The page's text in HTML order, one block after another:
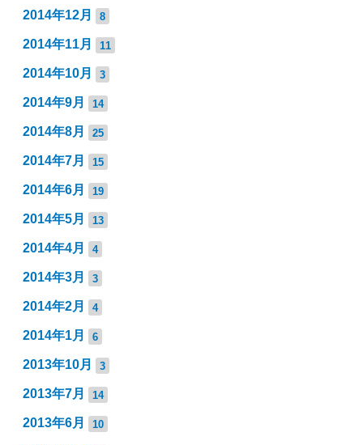
2014年12月 8
2014年11月 11
2014年10月 3
2014年9月 14
2014年8月 25
2014年7月 15
2014年6月 19
2014年5月 13
2014年4月 4
2014年3月 3
2014年2月 4
2014年1月 6
2013年10月 3
2013年7月 14
2013年6月 10